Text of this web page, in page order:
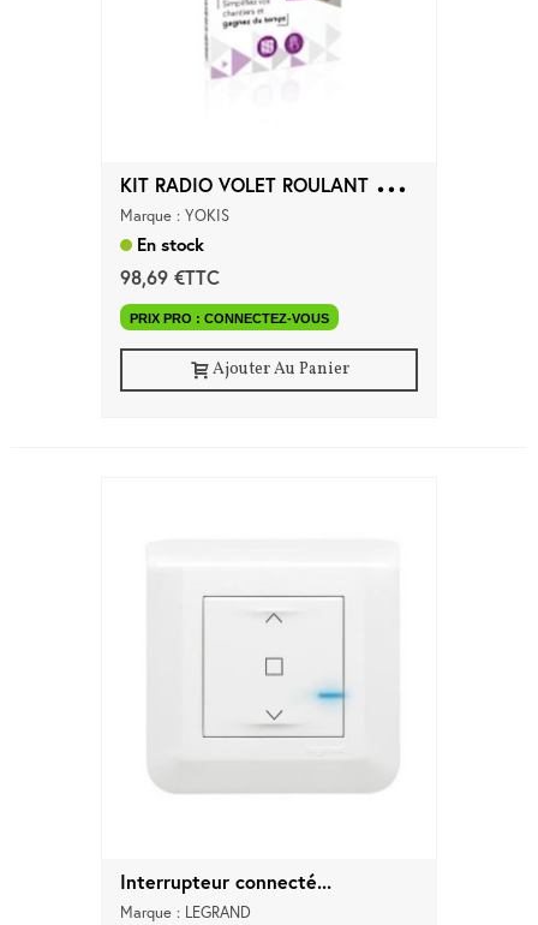
K
IT RADIO VOLET ROULANT Power
Marque : YOKIS
En stock
98,69 €TTC
PRIX PRO : CONNECTEZ-VOUS
Ajouter Au Panier
Interrupteur connecté...
Marque : LEGRAND